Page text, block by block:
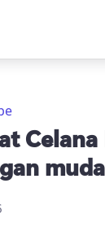
Celana